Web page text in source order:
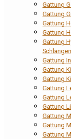
Gattung
Gattung
Gattung
Gattung
Gattung
Gattung
Gattung
Gattung
Gattung
Gattung
Gattung
Gattung
Gattung
Gattung